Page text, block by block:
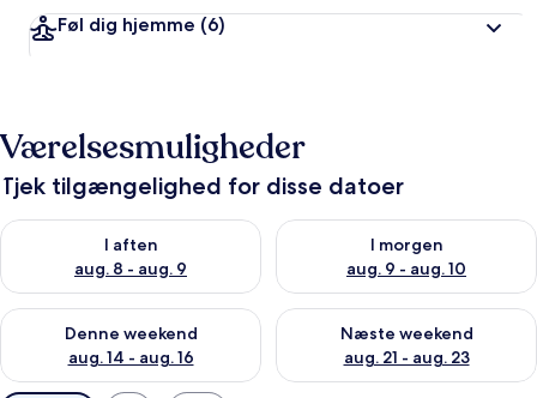
Føl dig hjemme (6)
Værelsesmuligheder
Tjek tilgængelighed for disse datoer
I aften
aug. 8 - aug. 9
Tjek tilgængelighed for i aften aug. 8 - aug. 9
I morgen
aug. 9 - aug. 10
Tjek tilgængelighed for i
Denne weekend
aug. 14 - aug. 16
Tjek tilgængelighed for denne weekend aug. 14 - aug. 16
Næste weekend
aug. 21 - aug. 23
Tjek tilgængelighed for næste